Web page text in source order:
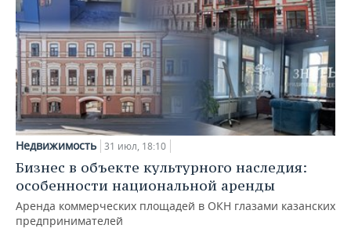
Недвижимость 31 июл, 18:10
Бизнес в объекте культурного наследия:
особенности национальной аренды
Аренда коммерческих площадей в ОКН глазами казанских
предпринимателей